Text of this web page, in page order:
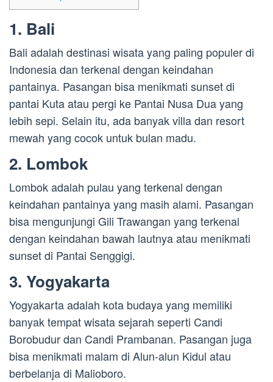
1. Bali
Bali adalah destinasi wisata yang paling populer di
Indonesia dan terkenal dengan keindahan
pantainya. Pasangan bisa menikmati sunset di
pantai Kuta atau pergi ke Pantai Nusa Dua yang
lebih sepi. Selain itu, ada banyak villa dan resort
mewah yang cocok untuk bulan madu.
2. Lombok
Lombok adalah pulau yang terkenal dengan
keindahan pantainya yang masih alami. Pasangan
bisa mengunjungi Gili Trawangan yang terkenal
dengan keindahan bawah lautnya atau menikmati
sunset di Pantai Senggigi.
3. Yogyakarta
Yogyakarta adalah kota budaya yang memiliki
banyak tempat wisata sejarah seperti Candi
Borobudur dan Candi Prambanan. Pasangan juga
bisa menikmati malam di Alun-alun Kidul atau
berbelanja di Malioboro.